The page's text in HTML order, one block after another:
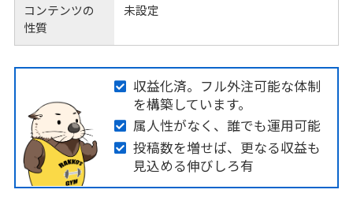
コンテンツの
性質
未設定
収益化済。フル外注可能な体制
を構築しています。
属人性がなく、誰でも運用可能
投稿数を増せば、更なる収益も
見込める伸びしろ有